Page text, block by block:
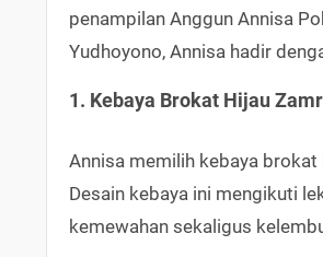
penampilan Anggun Annisa
Yudhoyono, Annisa hadir
1. Kebaya Brokat Hijau
Annisa memilih kebaya
Desain kebaya ini mengikuti
kemewahan sekaligus